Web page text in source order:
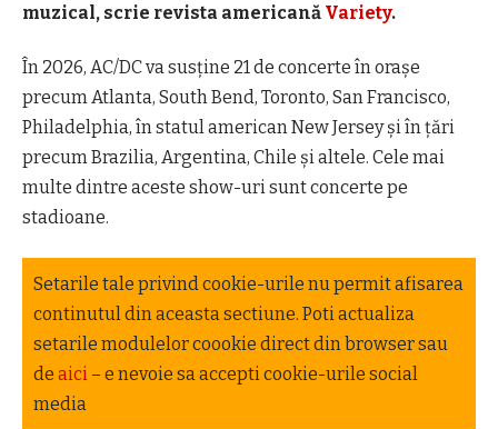
muzical, scrie revista americană Variety.
În 2026, AC/DC va susţine 21 de concerte în oraşe
precum Atlanta, South Bend, Toronto, San Francisco,
Philadelphia, în statul american New Jersey şi în ţări
precum Brazilia, Argentina, Chile şi altele. Cele mai
multe dintre aceste show-uri sunt concerte pe
stadioane.
Setarile tale privind cookie-urile nu permit afisarea
continutul din aceasta sectiune. Poti actualiza
setarile modulelor coookie direct din browser sau
de aici – e nevoie sa accepti cookie-urile social
media